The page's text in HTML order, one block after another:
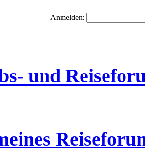
Anmelden:
und